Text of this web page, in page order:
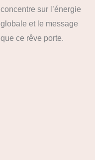
concentre sur l’énergie
globale et le message
que ce rêve porte.